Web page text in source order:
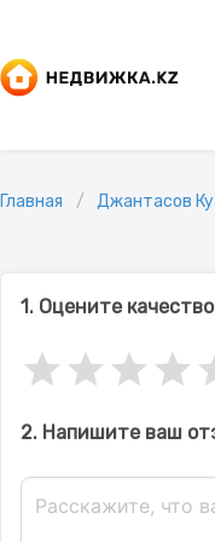
Главная Джантасов
1. Оцените
2. Напишите ваш